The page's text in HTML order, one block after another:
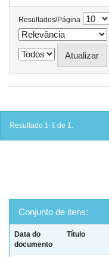
Resultados/Página
Resultado 1-1 de 1.
Conjunto de itens:
Data do
documento
Título